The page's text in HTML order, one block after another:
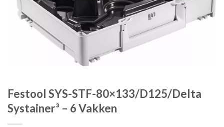
Festool SYS-STF-80×133/D125/Delta
Systainer³ – 6 Vakken